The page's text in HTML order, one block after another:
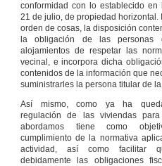
conformidad con lo establecido en
21 de julio, de propiedad horizontal.
orden de cosas, la disposición
la obligación de las personas
alojamientos de respetar las
vecinal, e incorpora dicha
contenidos de la información que
suministrarles la persona titular de
Así mismo, como ya ha
regulación de las viviendas
abordamos tiene como
cumplimiento de la normativa
actividad, así como facilitar
debidamente las obligaciones